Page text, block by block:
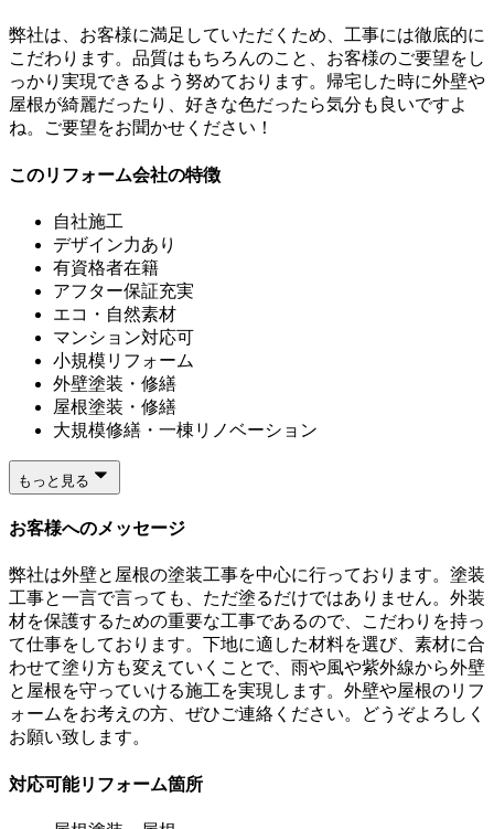
弊社は、お客様に満足していただくため、工事には徹底的に
こだわります。品質はもちろんのこと、お客様のご要望をし
っかり実現できるよう努めております。帰宅した時に外壁や
屋根が綺麗だったり、好きな色だったら気分も良いですよ
ね。ご要望をお聞かせください！
このリフォーム会社の特徴
自社施工
デザイン力あり
有資格者在籍
アフター保証充実
エコ・自然素材
マンション対応可
小規模リフォーム
外壁塗装・修繕
屋根塗装・修繕
大規模修繕・一棟リノベーション
もっと見る
お客様へのメッセージ
弊社は外壁と屋根の塗装工事を中心に行っております。塗装
工事と一言で言っても、ただ塗るだけではありません。外装
材を保護するための重要な工事であるので、こだわりを持っ
て仕事をしております。下地に適した材料を選び、素材に合
わせて塗り方も変えていくことで、雨や風や紫外線から外壁
と屋根を守っていける施工を実現します。外壁や屋根のリフ
ォームをお考えの方、ぜひご連絡ください。どうぞよろしく
お願い致します。
対応可能リフォーム箇所